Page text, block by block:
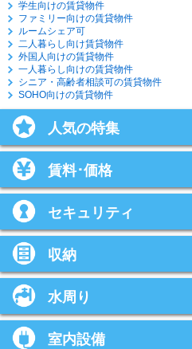
学生向けの賃貸物件
ファミリー向けの賃貸物件
ルームシェア可
二人暮らし向け賃貸物件
外国人向けの賃貸物件
一人暮らし向けの賃貸物件
シニア・高齢者相談可の賃貸物件
SOHO向けの賃貸物件
人気の特集
賃料･価格
セキュリティ
収納
水周り
室内設備